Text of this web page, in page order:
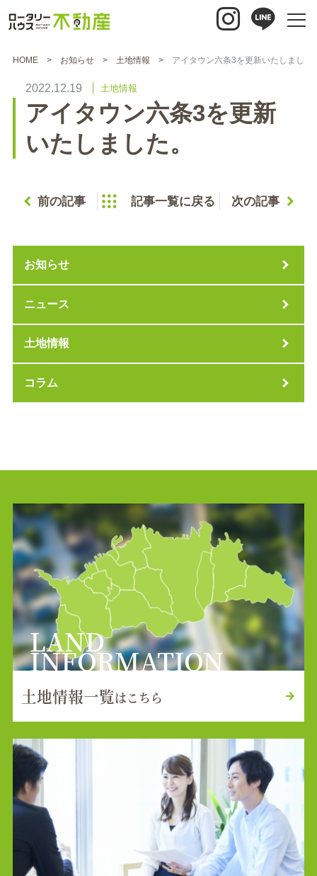
HOME お知らせ 土地情報 アイタウン六条3を更新いたしました
2022.12.19 土地情報
アイタウン六条3を更新
いたしました。
前の記事 記事一覧に戻る 次の記事
お知らせ
ニュース
土地情報
コラム
LAND
INFORMATION
土地情報一覧はこちら